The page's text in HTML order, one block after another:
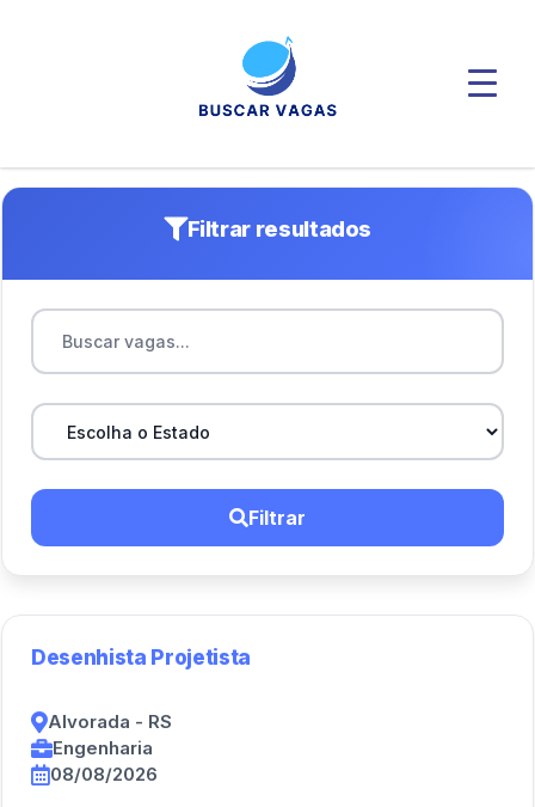
Filtrar resultados
Filtrar
Desenhista Projetista
Alvorada - RS
Engenharia
08/08/2026